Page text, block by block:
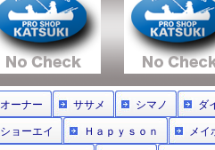
オーナー ササメ シマノ ダ
ショーエイ Ｈａｐｙｓｏｎ メイ